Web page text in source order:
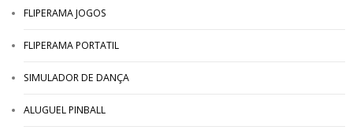
FLIPERAMA JOGOS
FLIPERAMA PORTATIL
SIMULADOR DE DANÇA
ALUGUEL PINBALL